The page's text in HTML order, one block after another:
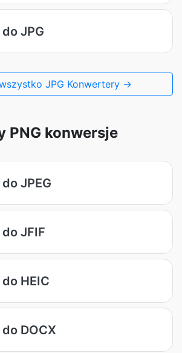
JPG
JPG Konwertery →
PNG konwersje
do JPEG
do JFIF
do HEIC
do DOCX